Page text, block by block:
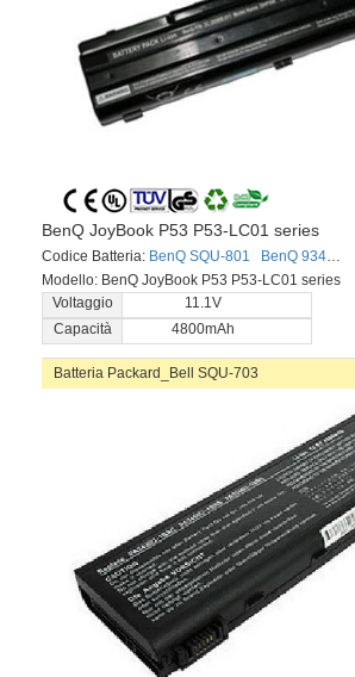
BenQ JoyBook P53 P53-LC01 series
Codice Batteria: BenQ SQU-801 BenQ 934T302OF
Modello: BenQ JoyBook P53 P53-LC01 series
Voltaggio
11.1V
Capacità
4800mAh
Batteria Packard_Bell SQU-703